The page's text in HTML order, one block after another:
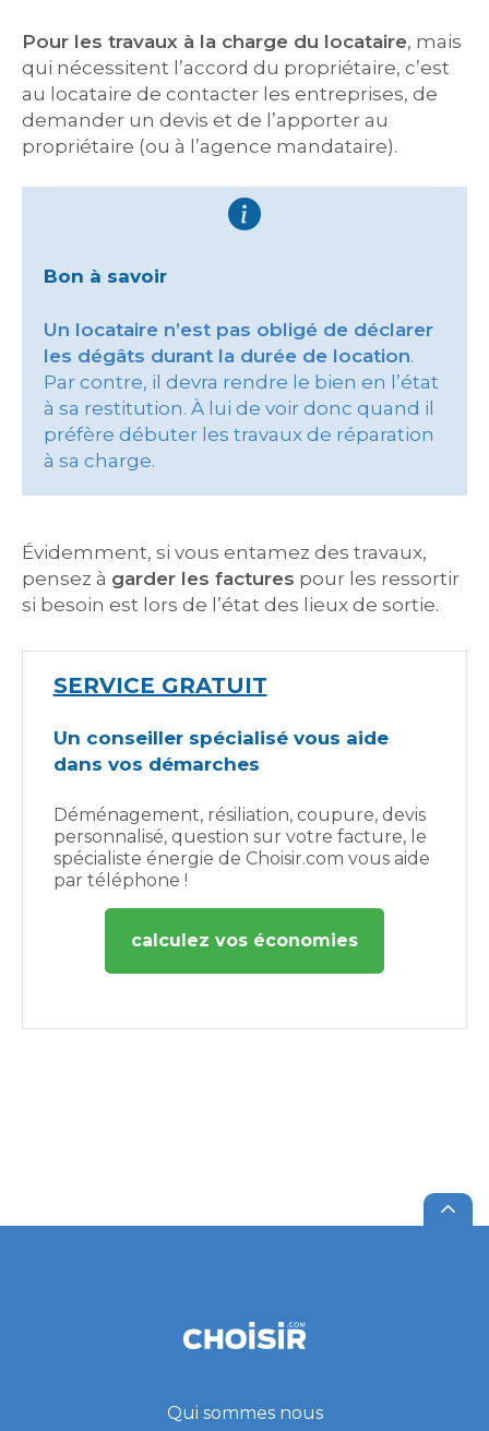
Pour les travaux à la charge du locataire, mais
qui nécessitent l’accord du propriétaire, c’est
au locataire de contacter les entreprises, de
demander un devis et de l’apporter au
propriétaire (ou à l’agence mandataire).
Bon à savoir
Un locataire n’est pas obligé de déclarer
les dégâts durant la durée de location.
Par contre, il devra rendre le bien en l’état
à sa restitution. À lui de voir donc quand il
préfère débuter les travaux de réparation
à sa charge.
Évidemment, si vous entamez des travaux,
pensez à garder les factures pour les ressortir
si besoin est lors de l’état des lieux de sortie.
SERVICE GRATUIT
Un conseiller spécialisé vous aide
dans vos démarches
Déménagement, résiliation, coupure, devis
personnalisé, question sur votre facture, le
spécialiste énergie de Choisir.com vous aide
par téléphone !
calculez vos économies
Qui sommes nous